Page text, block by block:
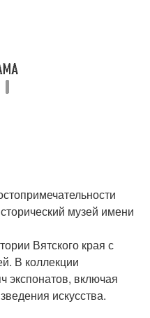
музей имени
Вятского края с
В коллекции
экспонатов, включая
искусства.